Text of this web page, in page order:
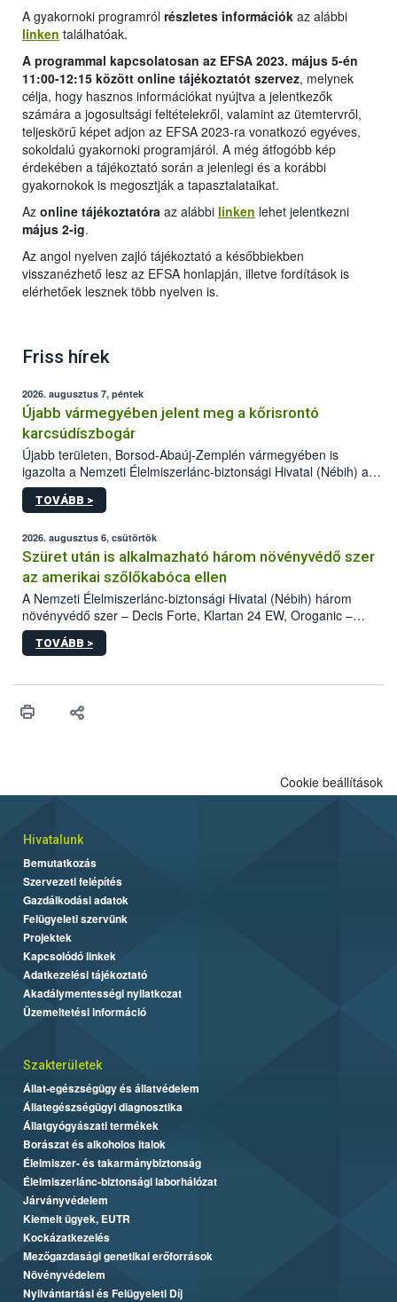
A gyakornoki programról részletes információk az alábbi
linken találhatóak.
A programmal kapcsolatosan az EFSA 2023. május 5-én
11:00-12:15 között online tájékoztatót szervez, melynek
célja, hogy hasznos információkat nyújtva a jelentkezők
számára a jogosultsági feltételekről, valamint az ütemtervről,
teljeskörű képet adjon az EFSA 2023-ra vonatkozó egyéves,
sokoldalú gyakornoki programjáról. A még átfogóbb kép
érdekében a tájékoztató során a jelenlegi és a korábbi
gyakornokok is megosztják a tapasztalataikat.
Az online tájékoztatóra az alábbi linken lehet jelentkezni
május 2-ig.
Az angol nyelven zajló tájékoztató a későbbiekben
visszanézhető lesz az EFSA honlapján, illetve fordítások is
elérhetőek lesznek több nyelven is.
Friss hírek
2026. augusztus 7, péntek
Újabb vármegyében jelent meg a kőrisrontó
karcsúdíszbogár
Újabb területen, Borsod-Abaúj-Zemplén vármegyében is
igazolta a Nemzeti Élelmiszerlánc-biztonsági Hivatal (Nébih) a
kőrisrontó karcsúdíszbogár (Agrilus planipennis) jelenlétét. A
kártevőt nem csak színcsapdában találták meg, de már fertőzött
az intenzív felderítést, emellett az intézkedéseket a szlovák
hatósággal is összehangolják a terjedés megállítása érdekében.
TOVÁBB >
2026. augusztus 6, csütörtök
Szüret után is alkalmazható három növényvédő szer
az amerikai szőlőkabóca ellen
A Nemzeti Élelmiszerlánc-biztonsági Hivatal (Nébih) három
növényvédő szer – Decis Forte, Klartan 24 EW, Oroganic –
engedélyokiratát módosította, így azok a szüretet követően,
egészen a vesszőérettség (BBCH 91) stádiumáig
érésű szőlőkben is legyen lehetőség a károsító elleni további
felhasználók számára is elérhető és ökológiai termesztésben is
TOVÁBB >
Cookie beállítások
Hivatalunk
Bemutatkozás
Szervezeti felépítés
Gazdálkodási adatok
Felügyeleti szervünk
Projektek
Kapcsolódó linkek
Adatkezelési tájékoztató
Akadálymentességi nyilatkozat
Üzemeltetési információ
Szakterületek
Állat-egészségügy és állatvédelem
Állategészségügyi diagnosztika
Állatgyógyászati termékek
Borászat és alkoholos italok
Élelmiszer- és takarmánybiztonság
Élelmiszerlánc-biztonsági laborhálózat
Járványvédelem
Kiemelt ügyek, EUTR
Kockázatkezelés
Mezőgazdasági genetikai erőforrások
Növényvédelem
Nyilvántartási és Felügyeleti Díj